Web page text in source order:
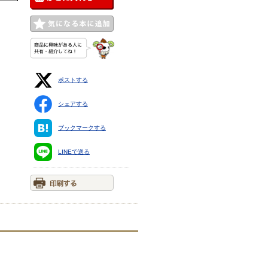
ポストする
シェアする
ブックマークする
LINEで送る